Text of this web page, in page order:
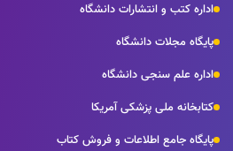
اداره كتب و انتشارات دانشگاه
پایگاه مجلات دانشگاه
اداره علم سنجی دانشگاه
کتابخانه ملی پزشکی آمریکا
پايگاه جامع اطلاعات و فروش كتاب